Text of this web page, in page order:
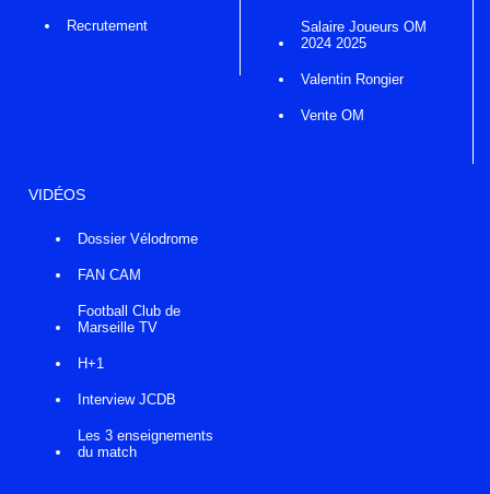
Recrutement
Salaire Joueurs OM
2024 2025
Valentin Rongier
Vente OM
VIDÉOS
Dossier Vélodrome
FAN CAM
Football Club de
Marseille TV
H+1
Interview JCDB
Les 3 enseignements
du match